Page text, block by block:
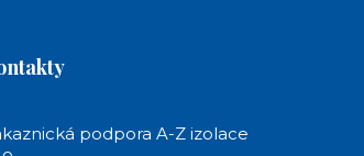
podpora A-Z izolace